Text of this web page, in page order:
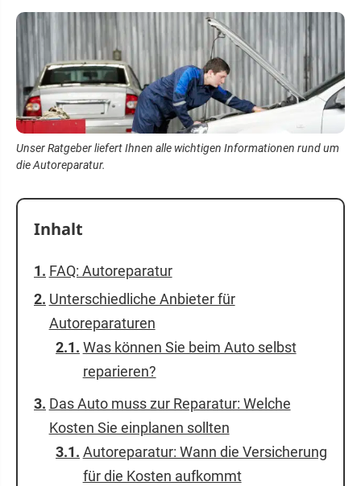
Unser Ratgeber liefert Ihnen alle wichtigen Informationen rund um
die Autoreparatur.
Inhalt
FAQ: Autoreparatur
Unterschiedliche Anbieter für
Autoreparaturen
Was können Sie beim Auto selbst
reparieren?
Das Auto muss zur Reparatur: Welche
Kosten Sie einplanen sollten
Autoreparatur: Wann die Versicherung
für die Kosten aufkommt